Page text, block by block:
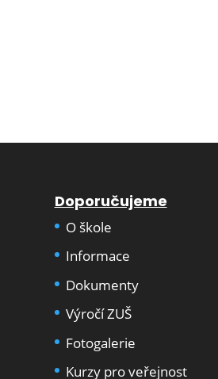
Doporučujeme
O škole
Informace
Dokumenty
Výročí ZUŠ
Fotogalerie
Kurzy pro veřejnost